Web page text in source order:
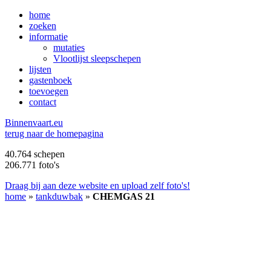
home
zoeken
informatie
mutaties
Vlootlijst sleepschepen
lijsten
gastenboek
toevoegen
contact
Binnenvaart.eu
terug naar de homepagina
40.764 schepen
206.771 foto's
Draag bij aan deze website en upload zelf foto's!
home » tankduwbak » CHEMGAS 21